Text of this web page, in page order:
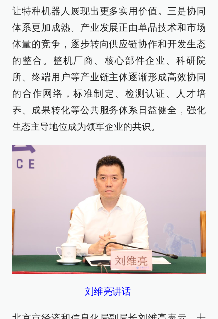
让特种机器人展现出更多实用价值。三是协同
体系更加成熟。产业发展正由单品技术和市场
体量的竞争，逐步转向供应链协作和开发生态
的整合。整机厂商、核心部件企业、科研院
所、终端用户等产业链主体逐渐形成高效协同
的合作网络，标准制定、检测认证、人才培
养、成果转化等公共服务体系日益健全，强化
生态主导地位成为领军企业的共识。
刘维亮讲话